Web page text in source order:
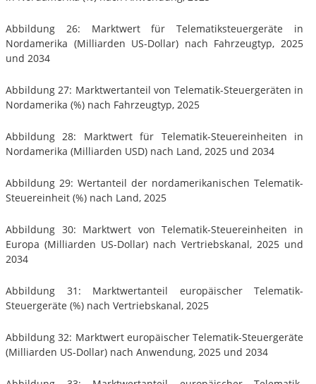
Abbildung 26: Marktwert für Telematiksteuergeräte in
Nordamerika (Milliarden US-Dollar) nach Fahrzeugtyp, 2025
und 2034
Abbildung 27: Marktwertanteil von Telematik-Steuergeräten in
Nordamerika (%) nach Fahrzeugtyp, 2025
Abbildung 28: Marktwert für Telematik-Steuereinheiten in
Nordamerika (Milliarden USD) nach Land, 2025 und 2034
Abbildung 29: Wertanteil der nordamerikanischen Telematik-
Steuereinheit (%) nach Land, 2025
Abbildung 30: Marktwert von Telematik-Steuereinheiten in
Europa (Milliarden US-Dollar) nach Vertriebskanal, 2025 und
2034
Abbildung 31: Marktwertanteil europäischer Telematik-
Steuergeräte (%) nach Vertriebskanal, 2025
Abbildung 32: Marktwert europäischer Telematik-Steuergeräte
(Milliarden US-Dollar) nach Anwendung, 2025 und 2034